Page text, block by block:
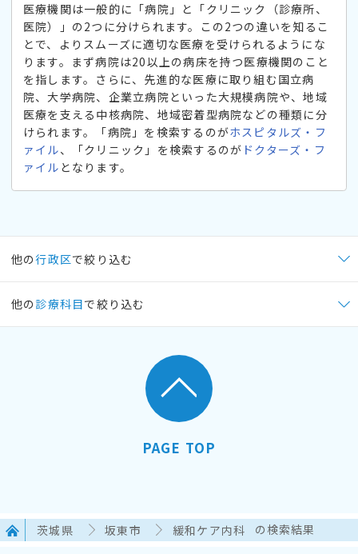
医療機関は一般的に「病院」と「クリニック（診療所、
医院）」の2つに分けられます。この2つの違いを知るこ
とで、よりスムーズに適切な医療を受けられるようにな
ります。まず病院は20以上の病床を持つ医療機関のこと
を指します。さらに、先進的な医療に取り組む国立病
院、大学病院、企業立病院といった大規模病院や、地域
医療を支える中核病院、地域密着型病院などの種類に分
けられます。「病院」を検索するのがホスピタルズ・フ
ァイル、「クリニック」を検索するのが ドクターズ・フ
ァイル となります。
他の行政区で絞り込む
他の 診療科目で絞り込む
PAGE TOP
茨城県 坂東市 緩和ケア内科 の検索結果